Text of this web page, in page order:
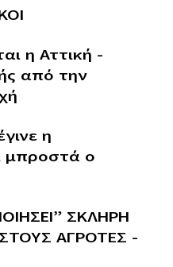
η Αττική –
από την
η
μπροστά ο
ΣΚΛΗΡΗ
ΑΓΡΟΤΕΣ –